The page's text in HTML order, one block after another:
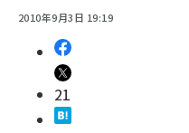
2010年9月3日 19:19
21